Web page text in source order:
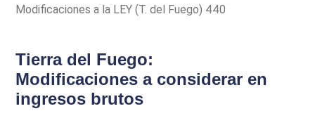
Modificaciones a la LEY (T. del Fuego) 440
Tierra del Fuego:
Modificaciones a considerar en
ingresos brutos